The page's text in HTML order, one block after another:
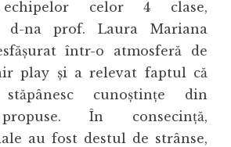
celor 4 clase,
d-na prof. Laura Mariana
într-o atmosferă de
play şi a relevat faptul că
cunoştinţe din
În consecinţă,
au fost destul de strânse,